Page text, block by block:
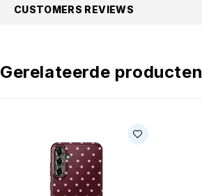
CUSTOMERS REVIEWS
Gerelateerde producten